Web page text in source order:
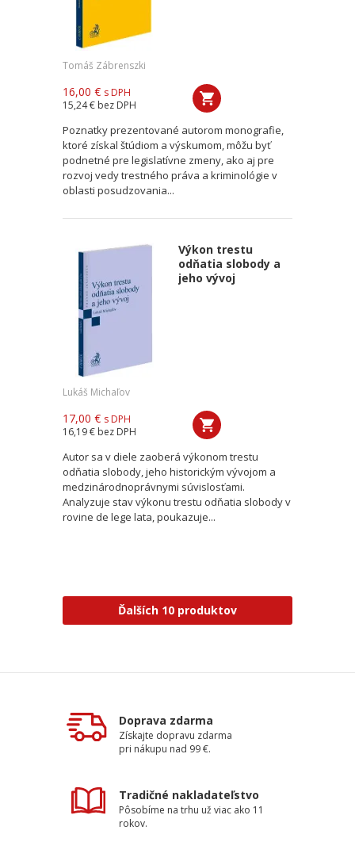
Tomáš Zábrenszki
16,00 € s DPH
15,24 € bez DPH
Poznatky prezentované autorom monografie,
ktoré získal štúdiom a výskumom, môžu byť
podnetné pre legislatívne zmeny, ako aj pre
rozvoj vedy trestného práva a kriminológie v
oblasti posudzovania...
Výkon trestu
odňatia slobody a
jeho vývoj
Lukáš Michaľov
17,00 € s DPH
16,19 € bez DPH
Autor sa v diele zaoberá výkonom trestu
odňatia slobody, jeho historickým vývojom a
medzinárodnoprávnymi súvislosťami.
Analyzuje stav výkonu trestu odňatia slobody v
rovine de lege lata, poukazuje...
Ďalších 10 produktov
Doprava zdarma
Získajte dopravu zdarma
pri nákupu nad 99 €.
Tradičné nakladateľstvo
Pôsobíme na trhu už viac ako 11
rokov.